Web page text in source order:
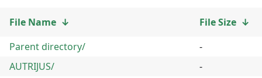
File Name ↓ File Size ↓
Parent directory/
-
AUTRIJUS/
-